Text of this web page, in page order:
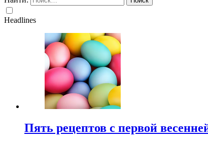
Headlines
Пять рецептов с первой